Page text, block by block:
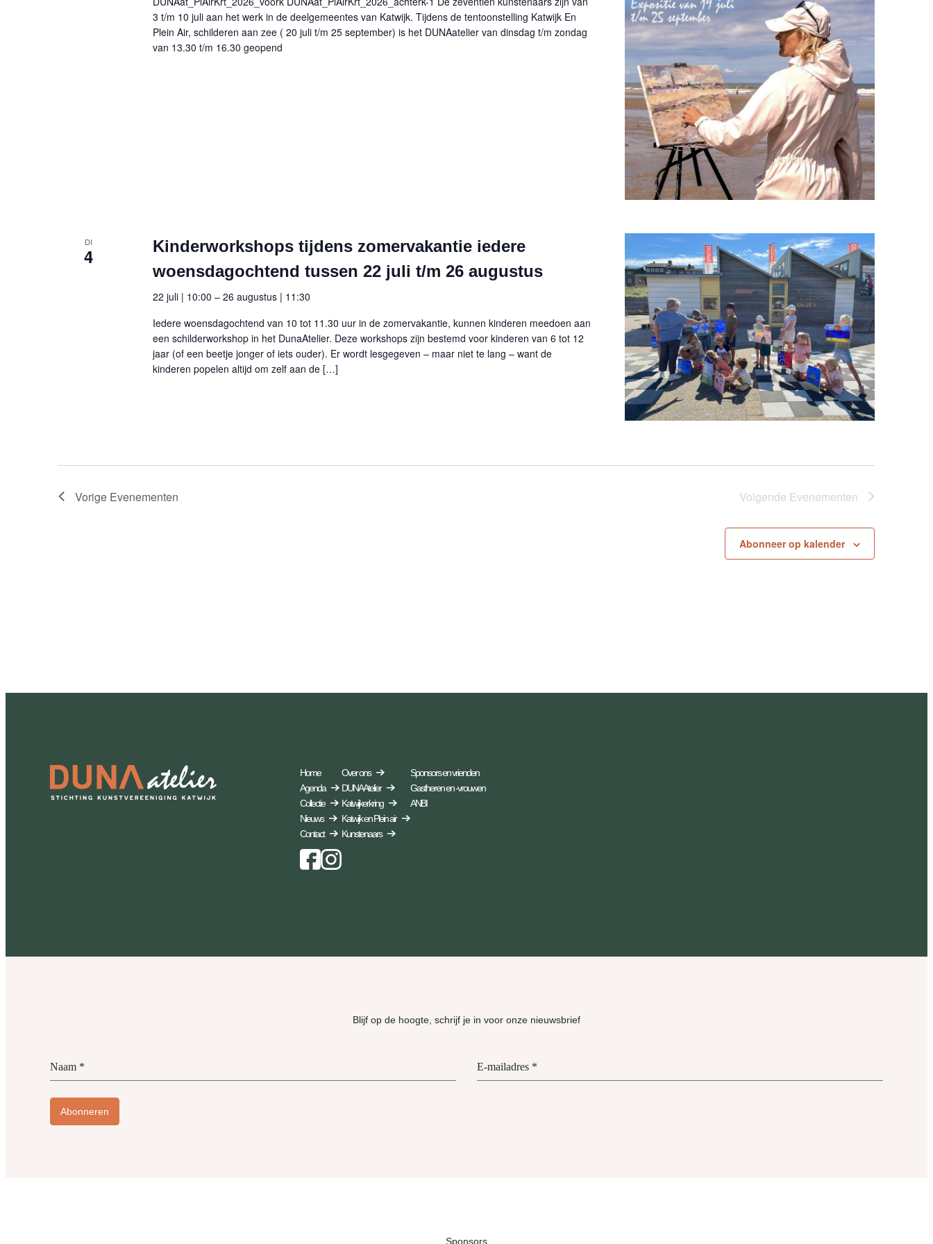
3 t/m 10 juli aan het werk in de deelgemeentes van Katwijk. Tijdens de tentoonstelling Katwijk En
Plein Air, schilderen aan zee ( 20 juli t/m 25 september) is het DUNAatelier van dinsdag t/m zondag
van 13.30 t/m 16.30 geopend
DI
4
Kinderworkshops tijdens zomervakantie iedere
woensdagochtend tussen 22 juli t/m 26 augustus
22 juli | 10:00 – 26 augustus | 11:30
Iedere woensdagochtend van 10 tot 11.30 uur in de zomervakantie, kunnen kinderen meedoen aan
een schilderworkshop in het DunaAtelier. Deze workshops zijn bestemd voor kinderen van 6 tot 12
jaar (of een beetje jonger of iets ouder). Er wordt lesgegeven – maar niet te lang – want de
kinderen popelen altijd om zelf aan de […]
Vorige Evenementen Volgende Evenementen
Abonneer op kalender
Home
Agenda
Collectie
Nieuws
Contact
Instagram
Over ons
DUNA Atelier
Katwijkerkring
Katwijk en Plein air
Kunstenaars
Sponsors en vrienden
Gastheren en -vrouwen
ANBI
Blijf op de hoogte, schrijf je in voor onze nieuwsbrief
Naam * E-mailadres *
Abonneren
Sponsors